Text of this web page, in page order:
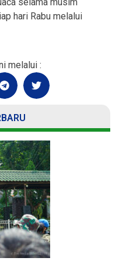
selama musim
hari Rabu melalui
melalui :